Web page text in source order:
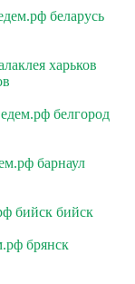
беларусь
харьков
белгород
барнаул
бийск бийск
брянск